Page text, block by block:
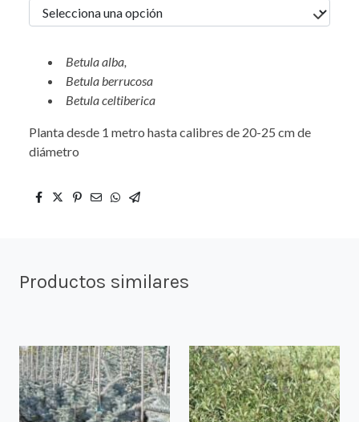
Betula alba,
Betula berrucosa
Betula celtiberica
Planta desde 1 metro hasta calibres de 20-25 cm de
diámetro
Productos similares